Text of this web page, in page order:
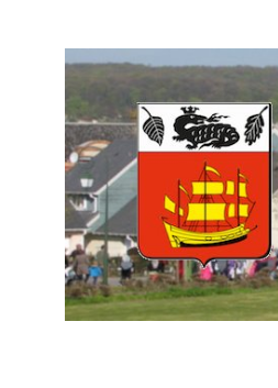
contenu